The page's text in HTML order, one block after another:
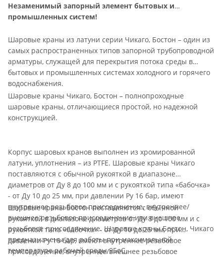
Незаменимый запорный элемент бытовых и
промышленных систем!
Шаровые краны из латуни серии Чикаго, Бостон – один из
самых распространенных типов запорной трубопроводной
арматуры, служащей для перекрытия потока среды в
бытовых и промышленных системах холодного и горячего
водоснабжения.
Шаровые краны Чикаго, Бостон – полнопроходные
шаровые краны, отличающиеся простой, но надежной
конструкцией.
Корпус шаровых кранов выполнен из хромированной
латуни, уплотнения – из PTFE. Шаровые краны Чикаго
поставляются с обычной рукояткой в диапазоне
диаметров от Ду 8 до 100 мм и с рукояткой типа «бабочка»
- от Ду 10 до 25 мм, при давлении Ру 16 бар, имеют
внутреннее резьбовое присоединение, внутреннее/
внешнее резьбовое присоединение или внешнее
резьбовое присоединение. Шаровые краны Бостон, Чикаго
предназначены для работы при максимальной
температуре рабочей среды 95оС.
Шаровые краны Бостон поставляются с обычной
рукояткой в диапазоне диаметров от Ду 8 до 100 мм и с
рукояткой типа «бабочка» - от Ду 10 до 25 мм, при
давлении Ру 16 бар, имеют внутреннее резьбовое
присоединение, внутреннее/внешнее резьбовое